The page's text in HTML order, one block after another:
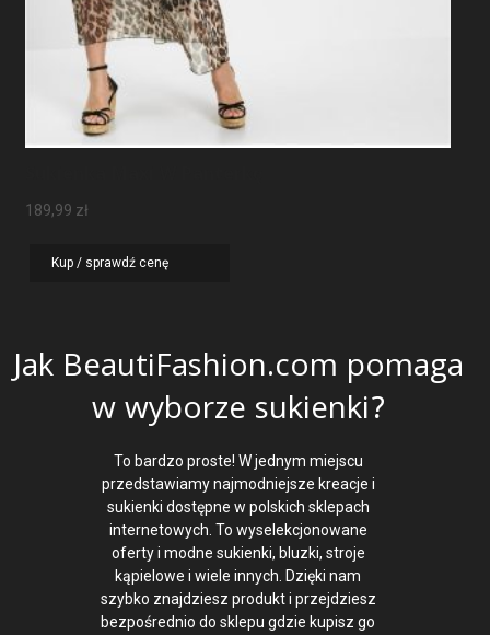
189,99 zł
Kup / sprawdź cenę
Jak BeautiFashion.com pomaga
w wyborze sukienki?
To bardzo proste! W jednym miejscu
przedstawiamy najmodniejsze kreacje i
sukienki dostępne w polskich sklepach
internetowych. To wyselekcjonowane
oferty i modne sukienki, bluzki, stroje
kąpielowe i wiele innych. Dzięki nam
szybko znajdziesz produkt i przejdziesz
bezpośrednio do sklepu gdzie kupisz go